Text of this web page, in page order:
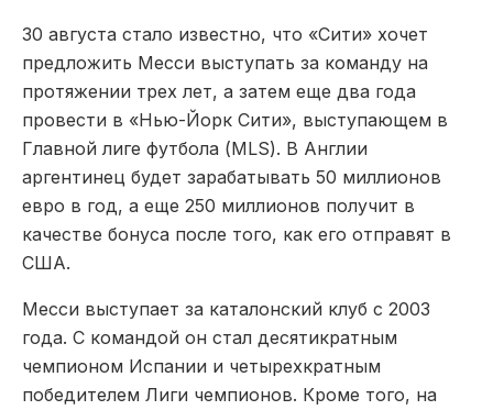
30 августа стало известно, что «Сити» хочет
предложить Месси выступать за команду на
протяжении трех лет, а затем еще два года
провести в «Нью-Йорк Сити», выступающем в
Главной лиге футбола (MLS). В Англии
аргентинец будет зарабатывать 50 миллионов
евро в год, а еще 250 миллионов получит в
качестве бонуса после того, как его отправят в
США.
Месси выступает за каталонский клуб с 2003
года. С командой он стал десятикратным
чемпионом Испании и четырехкратным
победителем Лиги чемпионов. Кроме того, на